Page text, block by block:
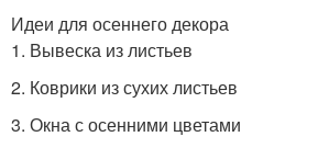
Идеи для осеннего декора
1. Вывеска из листьев
2. Коврики из сухих листьев
3. Окна с осенними цветами